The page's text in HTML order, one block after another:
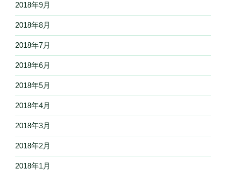
2018年9月
2018年8月
2018年7月
2018年6月
2018年5月
2018年4月
2018年3月
2018年2月
2018年1月